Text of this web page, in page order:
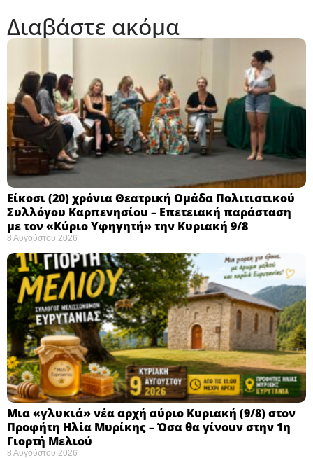
Διαβάστε ακόμα
Eίκοσι (20) χρόνια Θεατρική Ομάδα Πολιτιστικού
Συλλόγου Καρπενησίου – Επετειακή παράσταση
με τον «Κύριο Υφηγητή» την Κυριακή 9/8
8 Αυγούστου 2026
Μια «γλυκιά» νέα αρχή αύριο Κυριακή (9/8) στον
Προφήτη Ηλία Μυρίκης – Όσα θα γίνουν στην 1η
Γιορτή Μελιού
8 Αυγούστου 2026